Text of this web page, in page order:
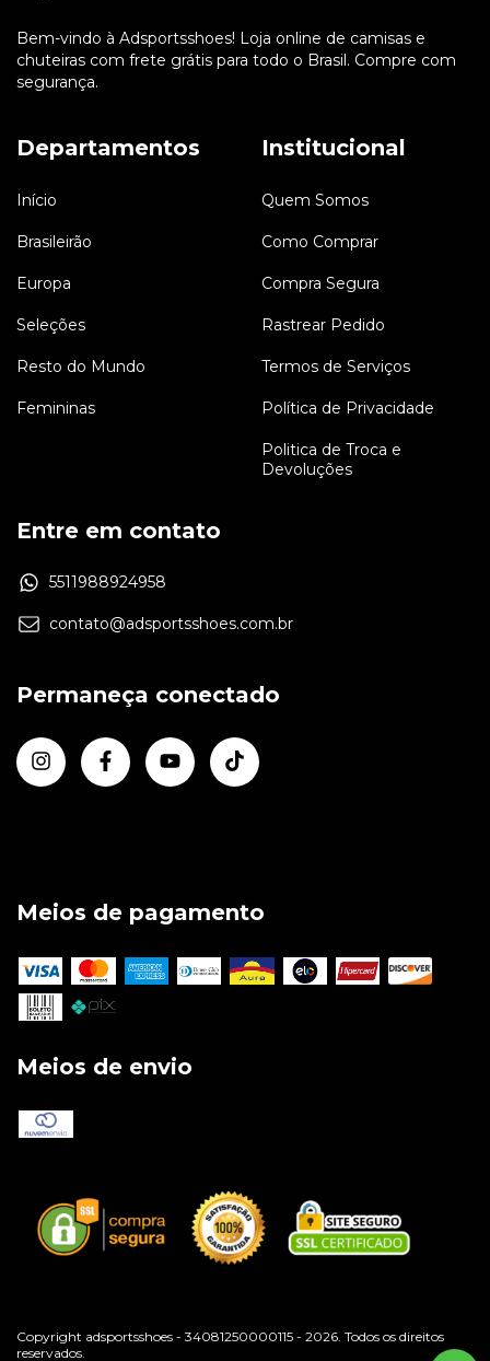
Bem-vindo à Adsportsshoes! Loja online de camisas e
chuteiras com frete grátis para todo o Brasil. Compre com
segurança.
Departamentos
Início
Brasileirão
Europa
Seleções
Resto do Mundo
Femininas
Institucional
Quem Somos
Como Comprar
Compra Segura
Rastrear Pedido
Termos de Serviços
Política de Privacidade
Politica de Troca e
Devoluções
Entre em contato
5511988924958
contato@adsportsshoes.com.br
Permaneça conectado
Meios de pagamento
Meios de envio
Copyright adsportsshoes - 34081250000115 - 2026. Todos os direitos
reservados.